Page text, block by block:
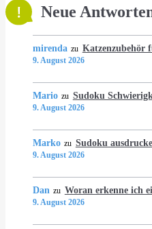
Neue
mirenda zu Katzenzubehör
9. August 2026
Mario zu Sudoku
9. August 2026
Marko zu Sudoku
9. August 2026
Dan zu Woran erkenne ich
9. August 2026